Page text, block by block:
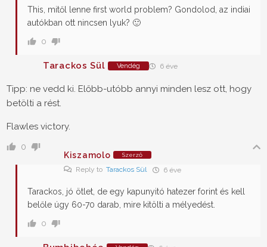
This, mitől lenne first world problem? Gondolod, az indiai
autókban ott nincsen lyuk? 🙂
0
Tarackos Sül Vendég 6 éve
Tipp: ne vedd ki. Előbb-utóbb annyi minden lesz ott, hogy
betölti a rést.
Flawles victory.
0
Kiszamolo
Szerző
Reply to Tarackos Sül 6 éve
Tarackos, jó ötlet, de egy kapunyitó hatezer forint és kell
belőle úgy 60-70 darab, mire kitölti a mélyedést.
0